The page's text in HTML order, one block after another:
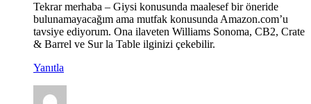
Tekrar merhaba – Giysi konusunda maalesef bir öneride
bulunamayacağım ama mutfak konusunda Amazon.com’u
tavsiye ediyorum. Ona ilaveten Williams Sonoma, CB2, Crate
& Barrel ve Sur la Table ilginizi çekebilir.
Yanıtla